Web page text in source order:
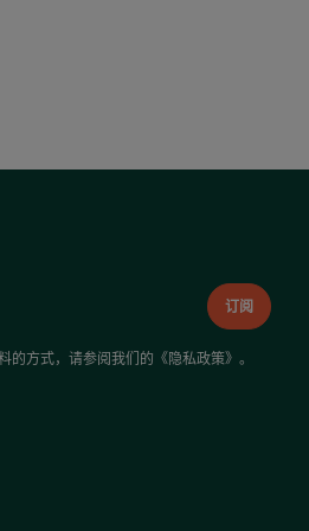
的方式，请参阅我们的《隐私政策》。